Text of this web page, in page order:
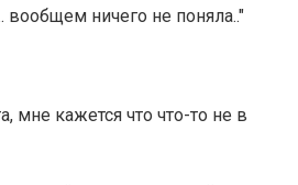
вообщем ничего не поняла.."
мне кажется что что-то не в